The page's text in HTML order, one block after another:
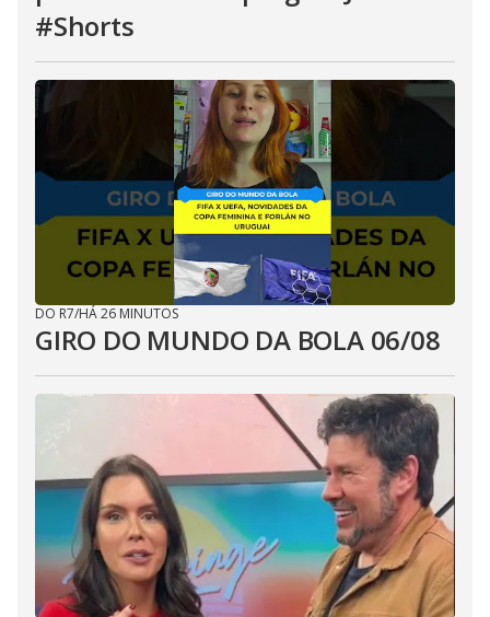
#Shorts
DO R7/HÁ 26 MINUTOS
GIRO DO MUNDO DA BOLA 06/08